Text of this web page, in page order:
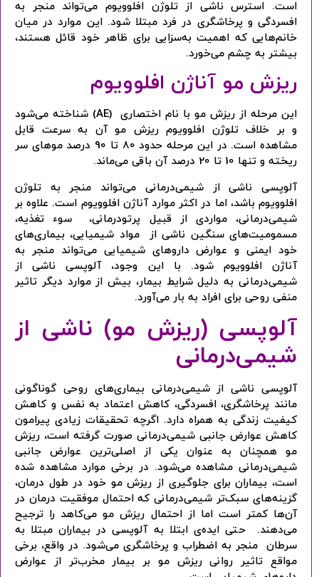
است. استرس ناشی از تلوژن افلوویوم می‌تواند منجر به
افسردگی و پرخاشگری در فرد مبتلا شود. این موارد در میان
خانم‌هایی که اهمیت به‌سزایی برای ظاهر خود قائل هستند،
بیشتر به چشم می‌خورد.
ریزش مو آناژن افلوویوم
این مرحله از ریزش مو با نام اختصاری (AE) شناخته می‌شود
و بر خلاف تلوژن افلوویوم ریزش مو آن به سرعت قابل
مشاهده است. در این مرحله حدود 80 تا 90 درصد موهای سر
ریخته و تنها 10 تا 20 درصد آن باقی می‌ماند.
آلوپسی ناشی از شیمی‌درمانی می‌تواند منجر به تلوژن
افلوویوم باشد، اما در اکثر موارد آناژن افلوویوم است. علاوه بر
شیمی‌درمانی، مواردی از قبیل پرتودرمانی، سوء تغذیه،
مسمومیت‌های سنگین ناشی از مواد شیمیایی، بیماری‌های
خود ایمنی و عوارض داروهای شیمیایی می‌تواند منجر به
آناژن افلوویوم شود. با این وجود، آلوپسی ناشی از
شیمی‌درمانی به دلیل شرایط بیمار، بیش از موارد دیگر تاثیر
منفی روحی برای افراد به بار می‌آورد.
آلوپسی (ریزش مو) ناشی از
شیمی‌درمانی
آلوپسی ناشی از شیمی‌درمانی بیماری‌های روحی گوناگونی
مانند پرخاشگری، افسردگی، کاهش اعتماد به نفس و کاهش
کیفیت زندگی به همراه دارد. اگرچه تحقیقات زیادی پیرامون
کاهش عوارض جانبی شیمی‌درمانی صورت گرفته است، ریزش
مو همچنان به عنوان یکی از اصلی‌ترین عوارض جانبی
شیمی‌درمانی مشاهده می‌شود. در برخی موارد مشاهده شده
است، بیماران برای جلوگیری از ریزش مو خود در طول درمان،
گزینه‌های سبک‌تر شیمی‌درمانی که احتمال موفقیت درمان در
آن‌ها کمتر است اما از احتمال ریزش مو می‌کاهد را ترجیح
می‌دهند. حتی ایده‌ی ابتلا به آلوپسی در بیماران مبتلا به
سرطان منجر به اضطراب و پرخاشگری می‌شود. در واقع، برخی
مواقع تاثیر روانی ریزش مو بر بیمار مخرب‌تر از عوارض
ورود / ثبت نام
با شماره موبایل